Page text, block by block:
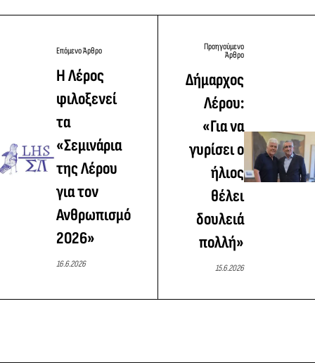
Επόμενο Άρθρο
Η Λέρος
φιλοξενεί
τα
«Σεμινάρια
της Λέρου
για τον
Ανθρωπισμό
2026»
16.6.2026
Προηγούμενο
Άρθρο
Δήμαρχος
Λέρου:
«Για να
γυρίσει ο
ήλιος
θέλει
δουλειά
πολλή»
15.6.2026